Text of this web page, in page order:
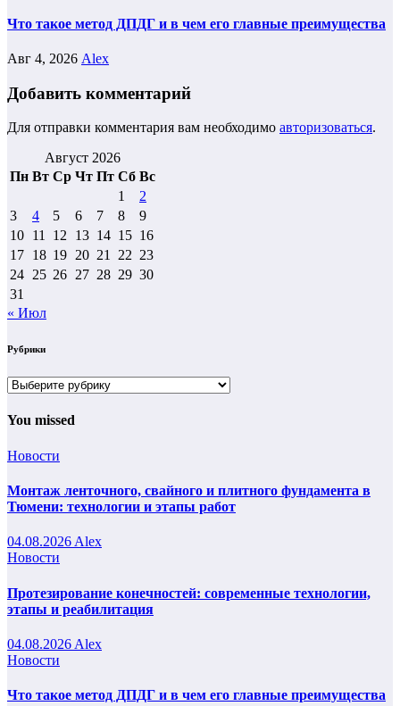
Что такое метод ДПДГ и в чем его главные преимущества
Авг 4, 2026 Alex
Добавить комментарий
Для отправки комментария вам необходимо авторизоваться.
Август 2026
Пн Вт Ср Чт Пт Сб Вс
1
2
3
4 5 6 7 8
9
10 11 12 13 14 15 16
17 18 19 20 21 22 23
24 25 26 27 28 29 30
31
« Июл
Рубрики
Рубрики
You missed
Новости
Монтаж ленточного, свайного и плитного фундамента в
Тюмени: технологии и этапы работ
04.08.2026 Alex
Новости
Протезирование конечностей: современные технологии,
этапы и реабилитация
04.08.2026 Alex
Новости
Что такое метод ДПДГ и в чем его главные преимущества